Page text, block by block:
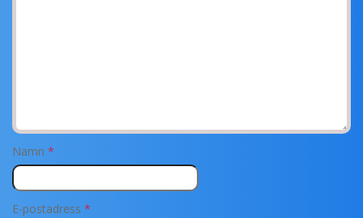
Namn *
E-postadress *